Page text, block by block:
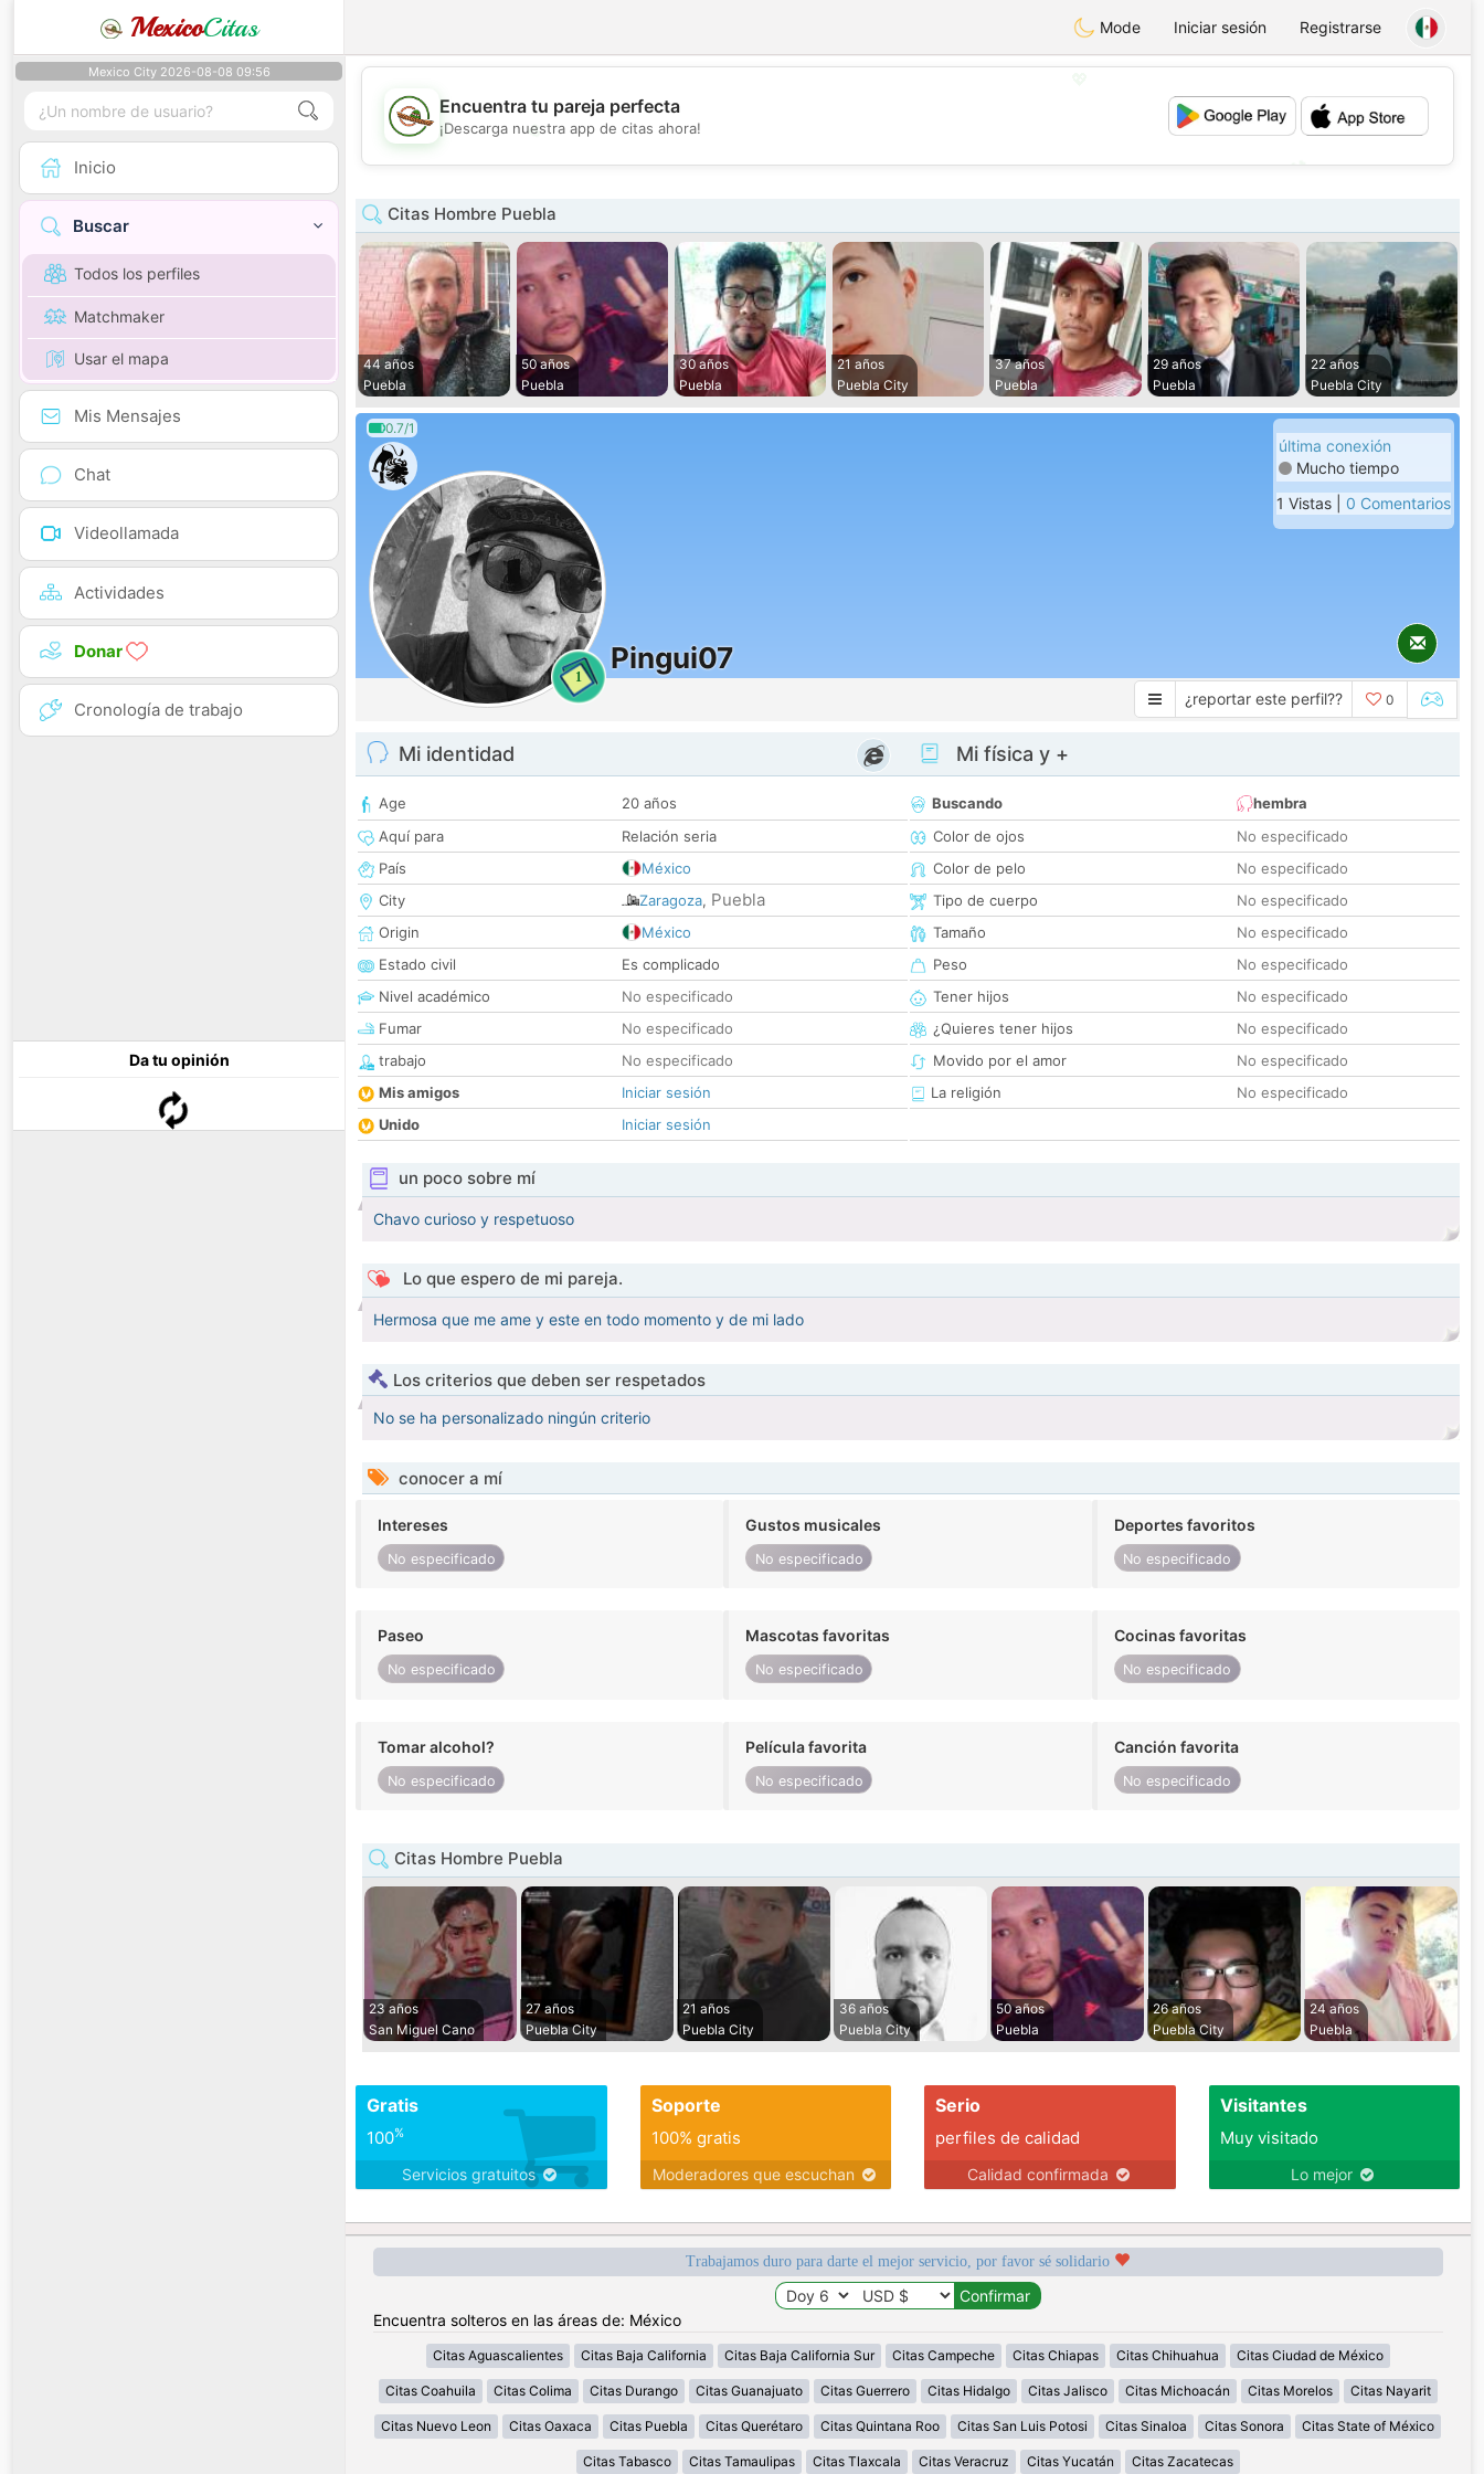
MexicoCitas Mode Iniciar sesión Registrarse
Mexico City 2026-08-08 09:56
Inicio
Buscar
Todos los perfiles
Matchmaker
Usar el mapa
Mis Mensajes
Chat
Videollamada
Actividades
Donar
Cronología de trabajo
Da tu opinión
💕
Encuentra tu pareja perfecta
¡Descarga nuestra app de citas ahora!
Citas Hombre Puebla
44 años
Puebla
50 años
Puebla
30 años
Puebla
21 años
Puebla City
37 años
Puebla
29 años
Puebla
22 años
Puebla City
0.7/1
1
Pingui07
última conexión
Mucho tiempo
1 Vistas | 0 Comentarios
¿reportar este perfil?? 0
Mi identidad
Age
20 años
Aquí para
Relación seria
País
México
City
Zaragoza, Puebla
Origin
México
Estado civil
Es complicado
Nivel académico
No especificado
Fumar
No especificado
trabajo
No especificado
Mis amigos
Iniciar sesión
Unido
Iniciar sesión
Mi física y +
Buscando
hembra
Color de ojos
No especificado
Color de pelo
No especificado
Tipo de cuerpo
No especificado
Tamaño
No especificado
Peso
No especificado
Tener hijos
No especificado
¿Quieres tener hijos
No especificado
Movido por el amor
No especificado
La religión
No especificado
un poco sobre mí
Chavo curioso y respetuoso
Lo que espero de mi pareja.
Hermosa que me ame y este en todo momento y de mi lado
Los criterios que deben ser respetados
No se ha personalizado ningún criterio
conocer a mí
Intereses
No especificado
Gustos musicales
No especificado
Deportes favoritos
No especificado
Paseo
No especificado
Mascotas favoritas
No especificado
Cocinas favoritas
No especificado
Tomar alcohol?
No especificado
Película favorita
No especificado
Canción favorita
No especificado
Citas Hombre Puebla
23 años
San Miguel Cano
27 años
Puebla City
21 años
Puebla City
36 años
Puebla City
50 años
Puebla
26 años
Puebla City
24 años
Puebla
Gratis
100%
Servicios gratuitos
Soporte
100% gratis
Moderadores que escuchan
Serio
perfiles de calidad
Calidad confirmada
Visitantes
Muy visitado
Lo mejor
Trabajamos duro para darte el mejor servicio, por favor sé solidario
Encuentra solteros en las áreas de: México
Citas Aguascalientes Citas Baja California Citas Baja California Sur Citas Campeche Citas Chiapas Citas Chihuahua Citas Ciudad de México
Citas Coahuila Citas Colima Citas Durango Citas Guanajuato Citas Guerrero Citas Hidalgo Citas Jalisco Citas Michoacán Citas Morelos Citas Nayarit
Citas Nuevo Leon Citas Oaxaca Citas Puebla Citas Querétaro Citas Quintana Roo Citas San Luis Potosi Citas Sinaloa Citas Sonora Citas State of México
Citas Tabasco Citas Tamaulipas Citas Tlaxcala Citas Veracruz Citas Yucatán Citas Zacatecas